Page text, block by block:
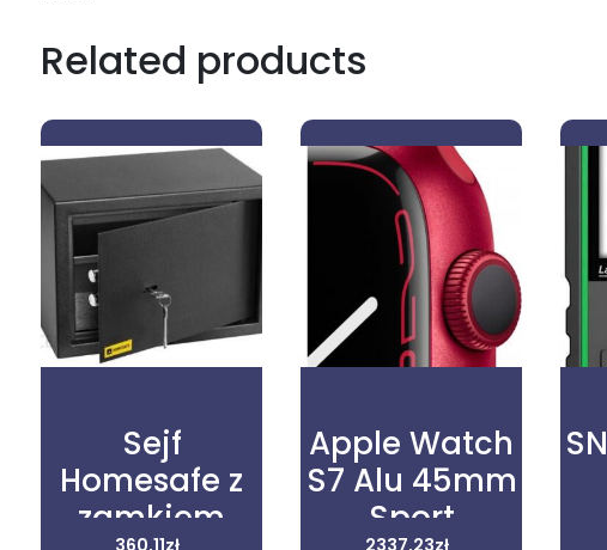
Related products
Sejf
Homesafe z
zamkiem
360,11zł
Apple Watch
S7 Alu 45mm
Sport
2337,23zł